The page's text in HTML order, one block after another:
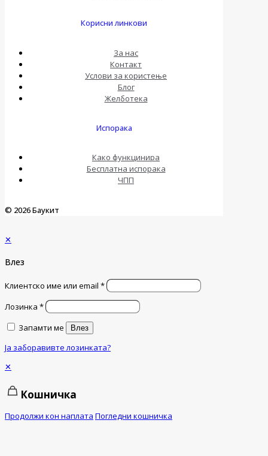
Корисни линкови
За нас
Контакт
Услови за користење
Блог
Желботека
Испорака
Како функцинира
Бесплатна испорака
ЧПП
© 2026 Баукит
✕
Влез
Клиентско име или email *
Лозинка *
Запамти ме
Влез
Ја заборавивте лозинката?
✕
Кошничка
Продолжи кон наплата Погледни кошничка